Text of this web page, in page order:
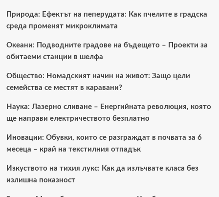
Природа: Ефектът на пеперудата: Как пчелите в градска
среда променят микроклимата
Океани: Подводните градове на бъдещето – Проекти за
обитаеми станции в шелфа
Общество: Номадският начин на живот: Защо цели
семейства се местят в каравани?
Наука: Лазерно сливане – Енергийната революция, която
ще направи електричеството безплатно
Иновации: Обувки, които се разграждат в почвата за 6
месеца – край на текстилния отпадък
Изкуството на тихия лукс: Как да излъчвате класа без
излишна показност